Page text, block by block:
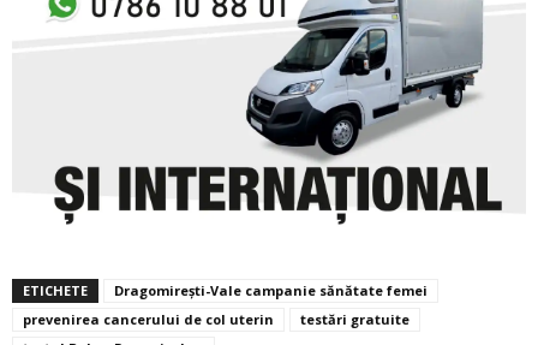
ETICHETE
Dragomirești-Vale campanie sănătate femei
prevenirea cancerului de col uterin
testări gratuite